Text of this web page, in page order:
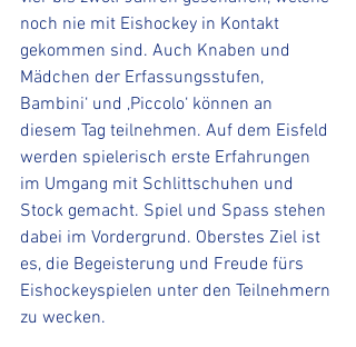
noch nie mit Eishockey in Kontakt
gekommen sind. Auch Knaben und
Mädchen der Erfassungsstufen,
Bambini‘ und ‚Piccolo‘ können an
diesem Tag teilnehmen. Auf dem Eisfeld
werden spielerisch erste Erfahrungen
im Umgang mit Schlittschuhen und
Stock gemacht. Spiel und Spass stehen
dabei im Vordergrund. Oberstes Ziel ist
es, die Begeisterung und Freude fürs
Eishockeyspielen unter den Teilnehmern
zu wecken.